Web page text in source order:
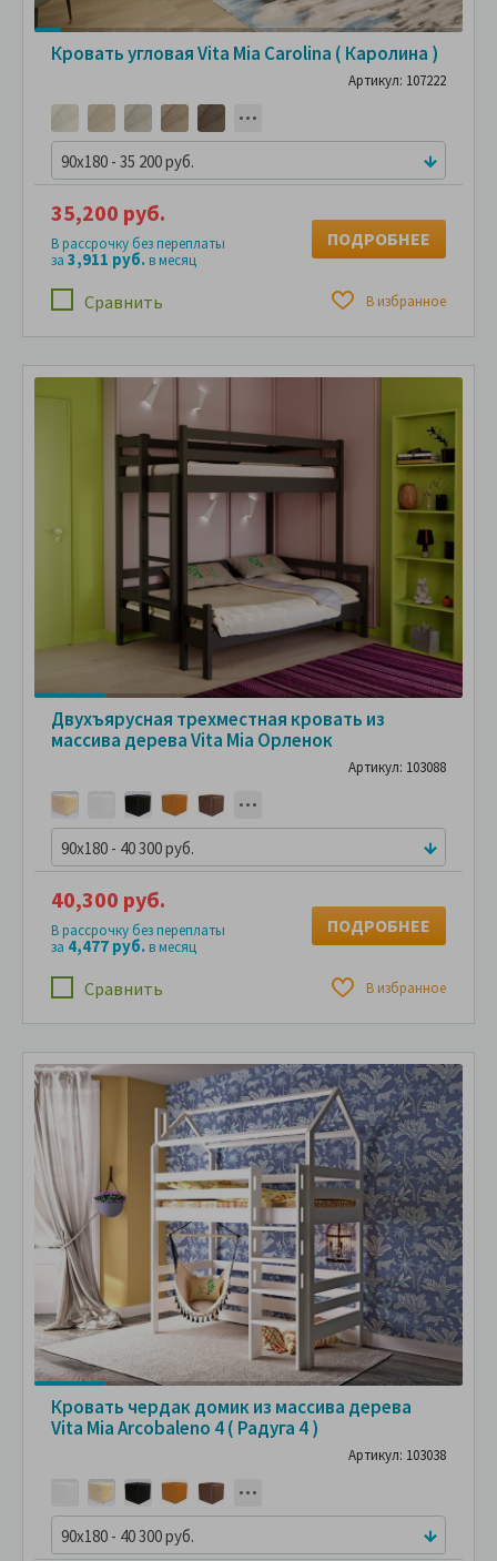
Кровать угловая Vita Mia Carolina ( Каролина )
Артикул: 107222
90x180 - 35 200 руб.
Сравнить В избранное
35,200 руб.
В рассрочку без переплаты
за 3,911 руб.в месяц
ПОДРОБНЕЕ
Двухъярусная трехместная кровать из
массива дерева Vita Mia Орленок
Артикул: 103088
90x180 - 40 300 руб.
Сравнить В избранное
40,300 руб.
В рассрочку без переплаты
за 4,477 руб.в месяц
ПОДРОБНЕЕ
Кровать чердак домик из массива дерева
Vita Mia Arcobaleno 4 ( Радуга 4 )
Артикул: 103038
90x180 - 40 300 руб.